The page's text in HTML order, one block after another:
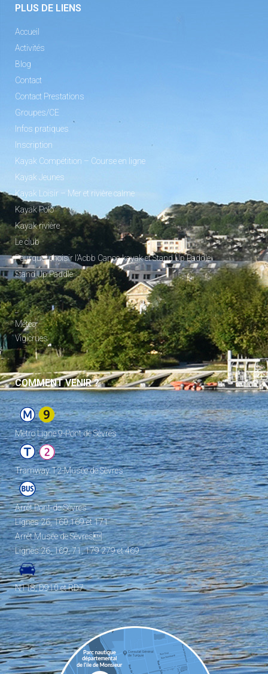
PLUS DE LIENS
Accueil
Activités
Blog
Contact
Contact Prestations
Groupes/CE
Infos pratiques
Inscription
Kayak Compétition – Course en ligne
Kayak Jeunes
Kayak Loisir – Mer et rivière calme
Kayak Polo
Kayak rivière
Le club
Pourquoi choisir l’Acbb Canoe-kayak et Stand Up Paddle
Stand Up Paddle
_
Météo
Vigicrues
COMMENT VENIR ?
Metro Ligne 9-Pont de Sèvres
Tramway T2-Musée de Sèvres
Arrêt Pont-de-Sèvres
Lignes 26, 160,169 et 171
Arrêt Musée de Sèvres
Lignes 26, 169, 71, 179 279 et 469
N118, D910 et RD7